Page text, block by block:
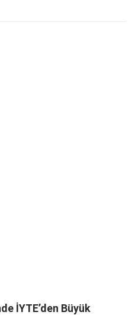
İYTE’den Büyük